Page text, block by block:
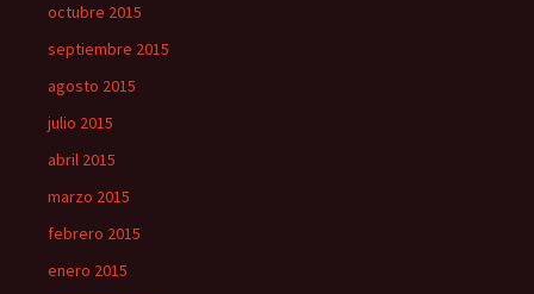
octubre 2015
septiembre 2015
agosto 2015
julio 2015
abril 2015
marzo 2015
febrero 2015
enero 2015